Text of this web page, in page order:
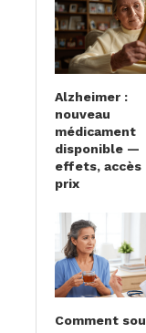
Alzheimer :
nouveau
médicament
disponible —
effets, accès
prix
Comment